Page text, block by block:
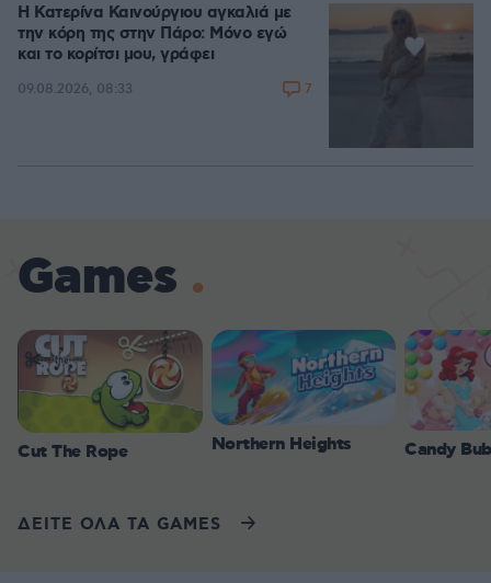
Η Κατερίνα Καινούργιου αγκαλιά με
την κόρη της στην Πάρο: Μόνο εγώ
και το κορίτσι μου, γράφει
09.08.2026, 08:33 7
Games
Cut The Rope Northern Heights Candy
ΔΕΙΤΕ ΟΛΑ ΤΑ GAMES